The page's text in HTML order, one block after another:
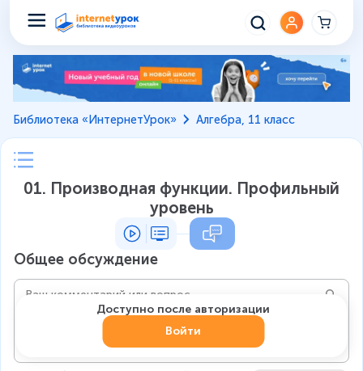
Библиотека «ИнтернетУрок» Алгебра, 11 класс
01. Производная функции. Профильный
уровень
Общее обсуждение
Доступно после авторизации
Войти